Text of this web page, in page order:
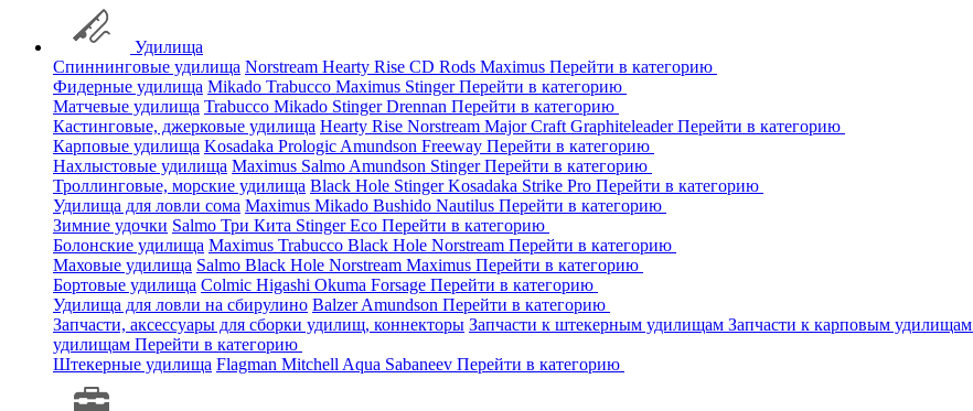
Удилища
Спиннинговые удилища Norstream Hearty Rise CD Rods Maximus Перейти в категорию
Фидерные удилища Mikado Trabucco Maximus StingerПерейти в категорию
Матчевые удилища Trabucco Mikado StingerDrennan Перейти в категорию
Кастинговые, джерковые удилища Hearty Rise Norstream Major Craft GraphiteleaderПерейти в категорию
Карповые удилища Kosadaka Prologic Amundson Freeway Перейти в категорию
Нахлыстовые удилища Maximus Salmo Amundson StingerПерейти в категорию
Троллинговые, морские удилища Black Hole StingerKosadaka Strike Pro Перейти в категорию
Удилища для ловли сома Maximus Mikado Bushido Nautilus Перейти в категорию
Зимние удочки Salmo Три Кита StingerEco Перейти в категорию
Болонские удилища Maximus Trabucco Black Hole Norstream Перейти в категорию
Маховые удилища Salmo Black Hole Norstream Maximus Перейти в категорию
Бортовые удилища Colmic Higashi Okuma Forsage Перейти в категорию
Удилища для ловли на сбирулино BalzerAmundson Перейти в категорию
Запчасти, аксессуары для сборки удилищ, коннекторы Запчасти к штекерным удилищам Запчасти к карповым удилищам
удилищам Перейти в категорию
Штекерные удилища Flagman Mitchell Aqua Sabaneev Перейти в категорию